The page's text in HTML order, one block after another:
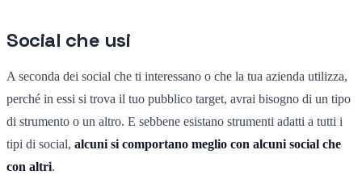
Social che usi
A seconda dei social che ti interessano o che la tua azienda utilizza,
perché in essi si trova il tuo pubblico target, avrai bisogno di un tipo
di strumento o un altro. E sebbene esistano strumenti adatti a tutti i
tipi di social, alcuni si comportano meglio con alcuni social che
con altri.